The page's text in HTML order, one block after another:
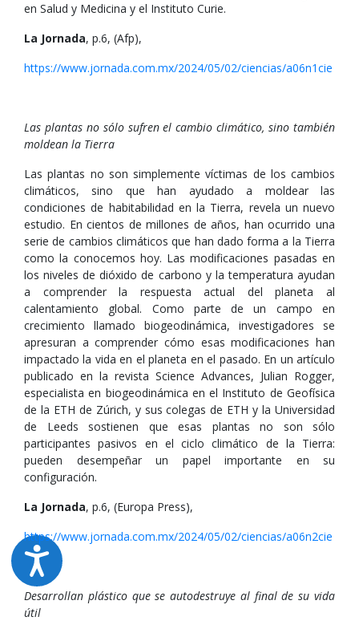
en Salud y Medicina y el Instituto Curie.
La Jornada, p.6, (Afp),
https://www.jornada.com.mx/2024/05/02/ciencias/a06n1cie
Las plantas no sólo sufren el cambio climático, sino también
moldean la Tierra
Las plantas no son simplemente víctimas de los cambios
climáticos, sino que han ayudado a moldear las
condiciones de habitabilidad en la Tierra, revela un nuevo
estudio. En cientos de millones de años, han ocurrido una
serie de cambios climáticos que han dado forma a la Tierra
como la conocemos hoy. Las modificaciones pasadas en
los niveles de dióxido de carbono y la temperatura ayudan
a comprender la respuesta actual del planeta al
calentamiento global. Como parte de un campo en
crecimiento llamado biogeodinámica, investigadores se
apresuran a comprender cómo esas modificaciones han
impactado la vida en el planeta en el pasado. En un artículo
publicado en la revista Science Advances, Julian Rogger,
especialista en biogeodinámica en el Instituto de Geofísica
de la ETH de Zúrich, y sus colegas de ETH y la Universidad
de Leeds sostienen que esas plantas no son sólo
participantes pasivos en el ciclo climático de la Tierra:
pueden desempeñar un papel importante en su
configuración.
La Jornada, p.6, (Europa Press),
https://www.jornada.com.mx/2024/05/02/ciencias/a06n2cie
Desarrollan plástico que se autodestruye al final de su vida
útil